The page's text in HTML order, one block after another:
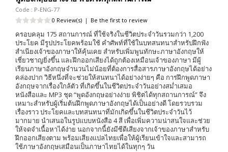
Code : P-ENG-77
0 Review(s) | Be the first to review
ครอบคลุม 175 สถานการณ์ ที่ใช้จริงในชีวิตประจำวันรวมกว่า 1,200
ประโยค มีรูปประโยคพร้อมใช้ คำศัพท์ที่ใช้ในบทสนทนาสำหรับฝึกฟัง
สำเนียงเจ้าของภาษาให้คุ้นเคย สำหรับเพิ่มพูนทักษะภาษาอังกฤษให้
เชี่ยวชาญยิ่งขึ้น และฝึกออกเสียงได้ถูกต้องเหมือนเจ้าของภาษา มีผู้
เรียนภาษาอังกฤษจำนวนไม่น้อยที่ต้องการสื่อสารภาษาอังกฤษได้อย่าง
คล่องปาก วิธีหนึ่งที่จะช่วยให้สนทนาได้อย่างง่ายๆ คือ การฝึกพูดภาษา
อังกฤษจากเรื่องใกล้ตัว ที่เกิดขึ้นในชีวิตประจำวันอย่างสม่ำเสมอ
หนังสือและ MP3 ชุด “พูดอังกฤษอย่างง่าย พิชิตได้ทุกสถานการณ์” จึง
เหมาะสำหรับผู้เริ่มต้นฝึกพูดภาษาอังกฤษได้เป็นอย่างดี โดยรวบรวม
เรื่องราว ประโยคและบทสนทนาที่มักเกิดขึ้นในชีวิตประจำวันไว้
มากมาย นำเสนอในรูปแบบหนังสือ 4 สี เพื่อเพิ่มความน่าสนใจและช่วย
ให้จดจำเนื้อหาได้ง่าย นอกจากนี้ยังมีซีดีเสียงจากเจ้าของภาษาสำหรับ
ฝึกออกเสียงตาม พร้อมเสียงแปลไทยเพื่อให้ผู้เรียนเข้าใจและสามารถ
ใช้ภาษาอังกฤษเสมือนเป็นภาษาไทยได้ในทุกๆ วัน